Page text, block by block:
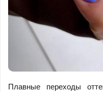
Плавные переходы